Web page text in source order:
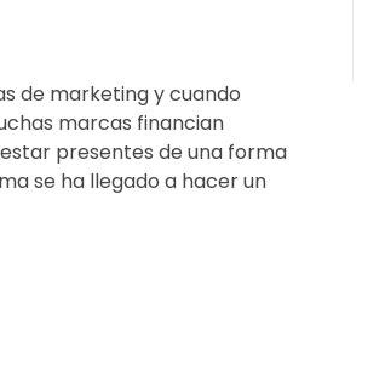
de marketing y cuando
marcas financian
presentes de una forma
se ha llegado a hacer un